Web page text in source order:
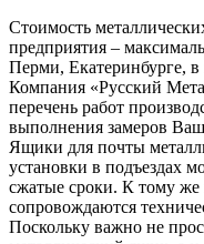
Стоимость
предприятия –
Перми, Екатеринбурге,
Компания «Русский
перечень работ
выполнения замеров
Ящики для почты
установки в подъездах
сжатые сроки. К тому же
сопровождаются
Поскольку важно не